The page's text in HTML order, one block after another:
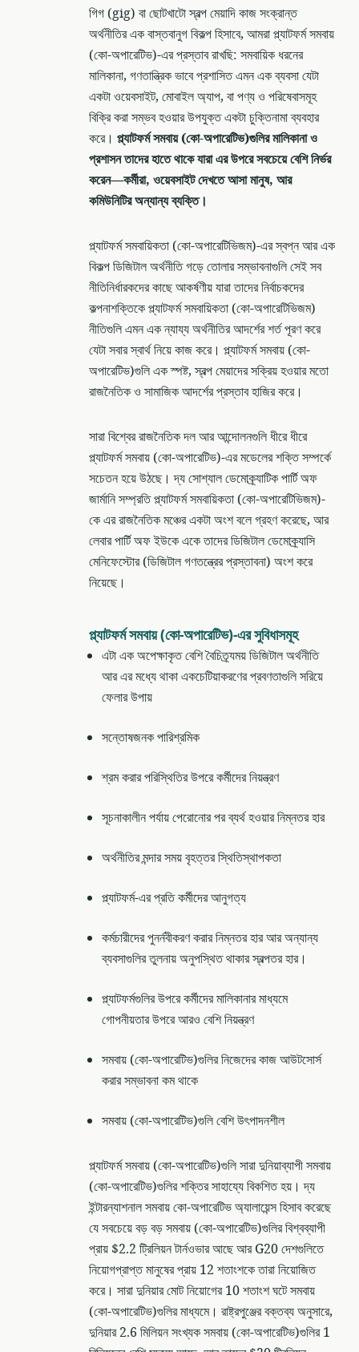
গিগ (gig) বা ছোটখাটো স্বল্প মেয়াদি কাজ সংক্রান্ত
অর্থনীতির এক বাস্তবানুগ বিকল্প হিসাবে, আমরা প্ল্যাটফর্ম সমবায়
(কো-অপারেটিভ)-এর প্রস্তাব রাখছি: সমবায়িক ধরনের
মালিকানা, গণতান্ত্রিক ভাবে প্রশাসিত এমন এক ব্যবসা যেটা
একটা ওয়েবসাইট, মোবাইল অ্যাপ, বা পণ্য ও পরিষেবাসমূহ
বিক্রি করা সম্ভব হওয়ার উপযুক্ত একটা চুক্তিনামা ব্যবহার
করে। প্ল্যাটফর্ম সমবায় (কো-অপারেটিভ)গুলির মালিকানা ও
প্রশাসন তাদের হাতে থাকে যারা এর উপরে সবচেয়ে বেশি নির্ভর
করেন—কর্মীরা, ওয়েবসাইট দেখতে আসা মানুষ, আর
কমিউনিটির অন্যান্য ব্যক্তি।
প্ল্যাটফর্ম সমবায়িকতা (কো-অপারেটিভিজম)-এর স্বপ্ন আর এক
বিকল্প ডিজিটাল অর্থনীতি গড়ে তোলার সম্ভাবনাগুলি সেই সব
নীতিনির্ধারকদের কাছে আকর্ষণীয় যারা তাদের নির্বাচকদের
কল্পনাশক্তিকে প্ল্যাটফর্ম সমবায়িকতা (কো-অপারেটিভিজম)
নীতিগুলি এমন এক ন্যায্য অর্থনীতির আদর্শের শর্ত পূরণ করে
যেটা সবার স্বার্থ নিয়ে কাজ করে। প্ল্যাটফর্ম সমবায় (কো-
অপারেটিভ)গুলি এক স্পষ্ট, স্বল্প মেয়াদের সক্রিয় হওয়ার মতো
রাজনৈতিক ও সামাজিক আদর্শের প্রস্তাব হাজির করে।
সারা বিশ্বের রাজনৈতিক দল আর আন্দোলনগুলি ধীরে ধীরে
প্ল্যাটফর্ম সমবায় (কো-অপারেটিভ)-এর মডেলের শক্তি সম্পর্কে
সচেতন হয়ে উঠছে। দ্য সোশ্যাল ডেমোক্র্যাটিক পার্টি অফ
জার্মানি সম্প্রতি প্ল্যাটফর্ম সমবায়িকতা (কো-অপারেটিভিজম)-
কে এর রাজনৈতিক মঞ্চের একটা অংশ বলে গ্রহণ করেছে, আর
লেবার পার্টি অফ ইউকে একে তাদের ডিজিটাল ডেমোক্র্যাসি
মেনিফেস্টোর (ডিজিটাল গণতন্ত্রের প্রস্তাবনা) অংশ করে
নিয়েছে।
প্ল্যাটফর্ম সমবায় (কো-অপারেটিভ)-এর সুবিধাসমূহ
এটা এক অপেক্ষাকৃত বেশি বৈচিত্র্যময় ডিজিটাল অর্থনীতি
আর এর মধ্যে থাকা একচেটিয়াকরণের প্রবণতাগুলি সরিয়ে
ফেলার উপায়
সন্তোষজনক পারিশ্রমিক
শ্রম করার পরিস্থিতির উপরে কর্মীদের নিয়ন্ত্রণ
সূচনাকালীন পর্যায় পেরোনোর পর ব্যর্থ হওয়ার নিম্নতর হার
অর্থনীতির মন্দার সময় বৃহত্তর স্থিতিস্থাপকতা
প্ল্যাটফর্ম-এর প্রতি কর্মীদের আনুগত্য
কর্মচারীদের পুনর্নবীকরণ করার নিম্নতর হার আর অন্যান্য
ব্যবসাগুলির তুলনায় অনুপস্থিত থাকার স্বল্পতর হার।
প্ল্যাটফর্মগুলির উপরে কর্মীদের মালিকানার মাধ্যমে
গোপনীয়তার উপরে আরও বেশি নিয়ন্ত্রণ
সমবায় (কো-অপারেটিভ)গুলির নিজেদের কাজ আউটসোর্স
করার সম্ভাবনা কম থাকে
সমবায় (কো-অপারেটিভ)গুলি বেশি উৎপাদনশীল
প্ল্যাটফর্ম সমবায় (কো-অপারেটিভ)গুলি সারা দুনিয়াব্যাপী সমবায়
(কো-অপারেটিভ)গুলির শক্তির সাহায্যে বিকশিত হয়। দ্য
ইন্টারন্যাশনাল সমবায় কো-অপারেটিভ অ্যালায়েন্স হিসাব করেছে
যে সবচেয়ে বড় বড় সমবায় (কো-অপারেটিভ)গুলির বিশ্বব্যাপী
প্রায় $2.2 ট্রিলিয়ন টার্নওভার আছে আর G20 দেশগুলিতে
নিয়োগপ্রাপ্ত মানুষের প্রায় 12 শতাংশকে তারা নিয়োজিত
করে। সারা দুনিয়ার মোট নিয়োগের 10 শতাংশ ঘটে সমবায়
(কো-অপারেটিভ)গুলির মাধ্যমে। রাষ্ট্রপুঞ্জের বক্তব্য অনুসারে,
দুনিয়ার 2.6 মিলিয়ন সংখ্যক সমবায় (কো-অপারেটিভ)গুলির 1